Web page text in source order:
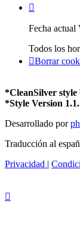
Fecha
Todos los
Borrar
*CleanSilver style
*Style Version
Desarrollado por
Traducción al
Privacidad |